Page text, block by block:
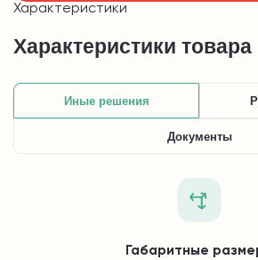
Характеристики
Характеристики товара
Иные решения
Документы
Габаритные